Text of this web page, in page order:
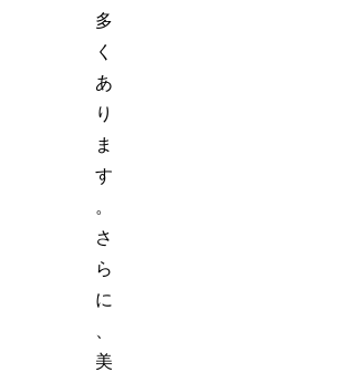
多
く
あ
り
ま
す
。
さ
ら
に
美